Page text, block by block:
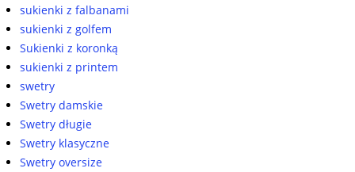
sukienki z falbanami
sukienki z golfem
Sukienki z koronką
sukienki z printem
swetry
Swetry damskie
Swetry długie
Swetry klasyczne
Swetry oversize